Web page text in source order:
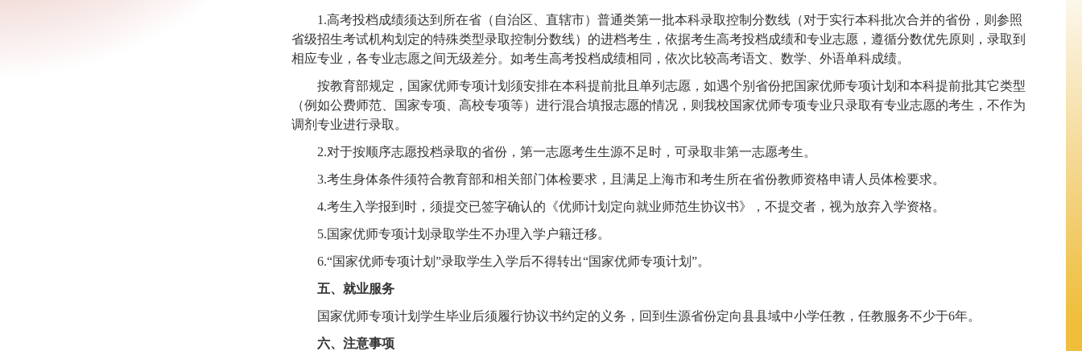
1.高考投档成绩须达到 所在省（自治区、直辖市）普通类第一批本科录取控制分数线（对于实行本科批次合并的省份，则参照
省级招生考试机构划定的特殊类型录取控制分数线）的进档考生，依据考生高考投档成绩和专业志愿，遵循分数优先原则，录取到
相应专业，各专业志愿之间无级差分。如考生高考投档成绩相同，依次比较高考语文、数学、外语单科成绩。
按教育部规定，国家优师专项计划须安排在本科提前批且单列志愿，如遇个别省份把国家优师专项计划和本科提前批其它类型
（例如公费师范、国家专项、高校专项等）进行混合填报志愿的情况，则我校国家优师专项专业只录取有专业志愿的考生，不作为
调剂专业进行录取。
2.对于按顺序志愿投档录取的省份，第一志愿考生生源不足时，可录取非第一志愿考生。
3.考生身体条件须符合教育部和相关部门体检要求，且满足上海市和考生所在省份教师资格申请人员体检要求。
4.考生入学报到时，须提交已签字确认的《优师计划定向就业师范生协议书》，不提交者，视为放弃入学资格。
5.国家优师专项计划录取学生不办理入学户籍迁移。
6.“国家优师专项计划”录取学生入学后不得转出“国家优师专项计划”。
五、就业服务
国家优师专项计划学生毕业后须履行协议书约定的义务，回到生源省份定向县县域中小学任教，任教服务不少于6年。
六、注意事项